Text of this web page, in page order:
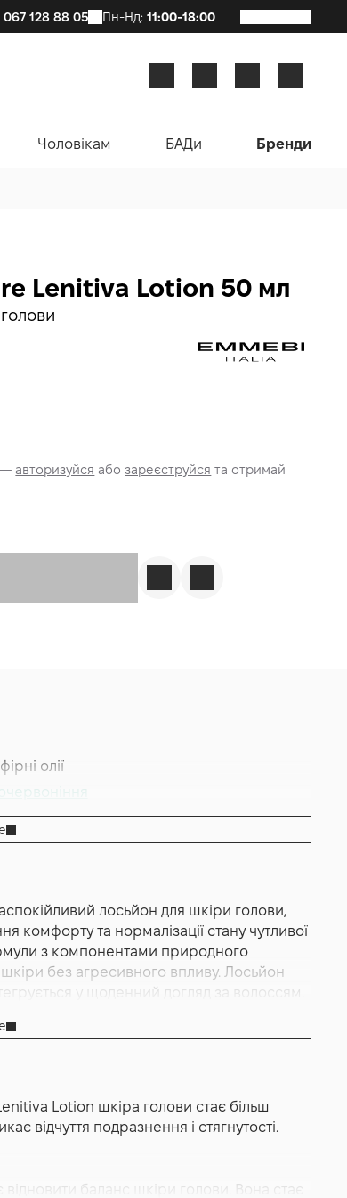
067 128 88 05 Пн-Нд: 11:00-18:00
Чоловікам БАДи Бренди
Lenitiva Lotion 50 мл
—авторизуйся абозареєструйся та отримай
олії
лосьйон для шкіри голови,
та нормалізації стану чутливої
з компонентами природного
без агресивного впливу. Лосьйон
у щоденний догляд за волоссям.
жирності або липкості. Лосьйон не
заспокоєння шкіри голови, зменшення
допомагає відновити природний захисний
стану. Він також сприяє
Lotion шкіра голови стає більш
відчуття подразнення і стягнутості.
баланс шкіри голови. Вона стає